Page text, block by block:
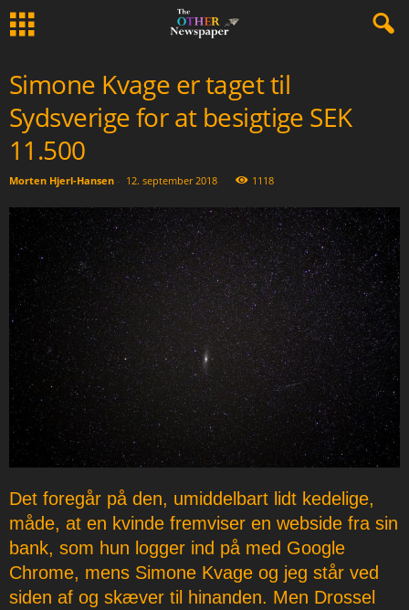
Simone Kvage er taget til
Sydsverige for at besigtige SEK
11.500
Morten Hjerl-Hansen - 12. september 2018 1118
Det foregår på den, umiddelbart lidt kedelige,
måde, at en kvinde fremviser en webside fra sin
bank, som hun logger ind på med Google
Chrome, mens Simone Kvage og jeg står ved
siden af og skæver til hinanden. Men Drossel